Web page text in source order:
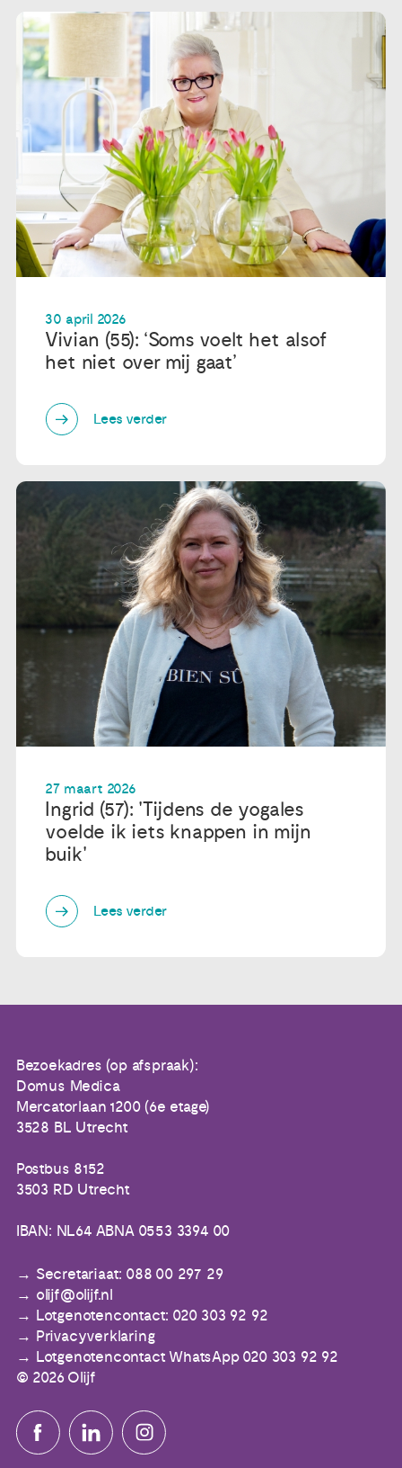
30 april 2026
Vivian (55): ‘Soms voelt het alsof
het niet over mij gaat’
Lees verder
27 maart 2026
Ingrid (57): 'Tijdens de yogales
voelde ik iets knappen in mijn
buik'
Lees verder
Bezoekadres (op afspraak):
Domus Medica
Mercatorlaan 1200 (6e etage)
3528 BL Utrecht
Postbus 8152
3503 RD Utrecht
IBAN: NL64 ABNA 0553 3394 00
Secretariaat: 088 00 297 29
olijf@olijf.nl
Lotgenotencontact: 020 303 92 92
Privacyverklaring
Lotgenotencontact WhatsApp 020 303 92 92
© 2026 Olijf